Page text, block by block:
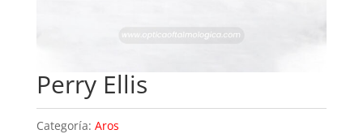
Perry Ellis
Categoría: Aros